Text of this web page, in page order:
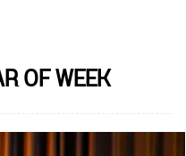
OF WEEK